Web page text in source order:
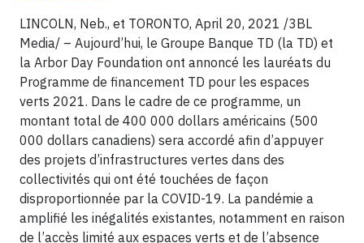
LINCOLN, Neb., et TORONTO, April 20, 2021 /3BL
Media/ – Aujourd’hui, le Groupe Banque TD (la TD) et
la Arbor Day Foundation ont annoncé les lauréats du
Programme de financement TD pour les espaces
verts 2021. Dans le cadre de ce programme, un
montant total de 400 000 dollars américains (500
000 dollars canadiens) sera accordé afin d’appuyer
des projets d’infrastructures vertes dans des
collectivités qui ont été touchées de façon
disproportionnée par la COVID-19. La pandémie a
amplifié les inégalités existantes, notamment en raison
de l’accès limité aux espaces verts et de l’absence